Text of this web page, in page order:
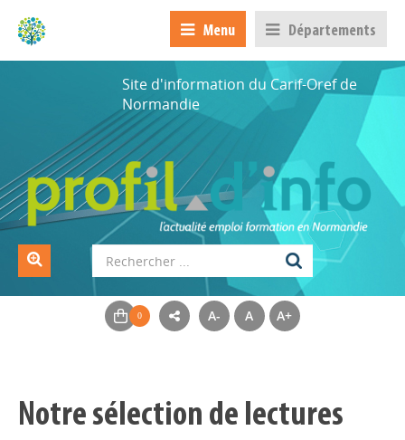
Menu Départements
Site d'information du Carif-Oref de
Normandie
A- A A+
Notre sélection de lectures